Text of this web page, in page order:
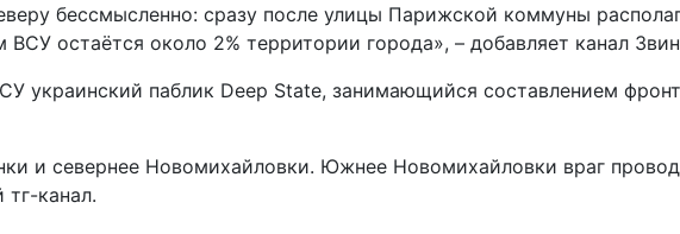
бессмысленно: сразу после улицы Парижской коммуны
остаётся около 2% территории города», – добавляет канал
украинский паблик Deep State, занимающийся составлением
и севернее Новомихайловки. Южнее Новомихайловки враг
канал.